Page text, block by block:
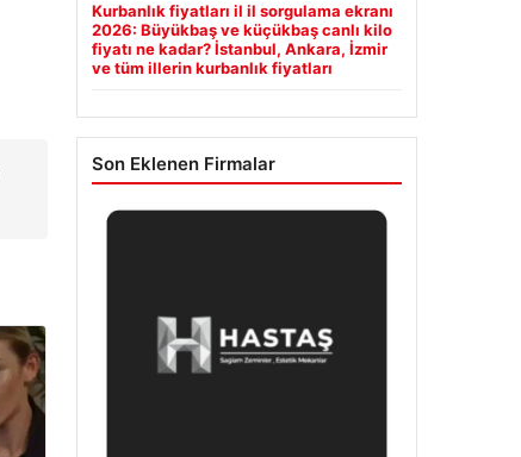
Kurbanlık fiyatları il il sorgulama ekranı
2026: Büyükbaş ve küçükbaş canlı kilo
fiyatı ne kadar? İstanbul, Ankara, İzmir
ve tüm illerin kurbanlık fiyatları
Son Eklenen Firmalar